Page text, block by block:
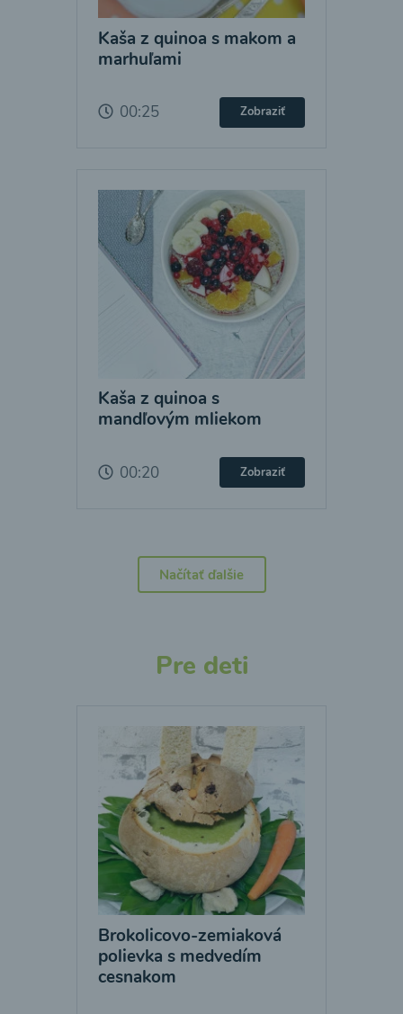
Kaša z quinoa s makom a
marhuľami
00:25 Zobraziť
Kaša z quinoa s
mandľovým mliekom
00:20 Zobraziť
Načítať ďalšie
Pre deti
Brokolicovo-zemiaková
polievka s medvedím
cesnakom